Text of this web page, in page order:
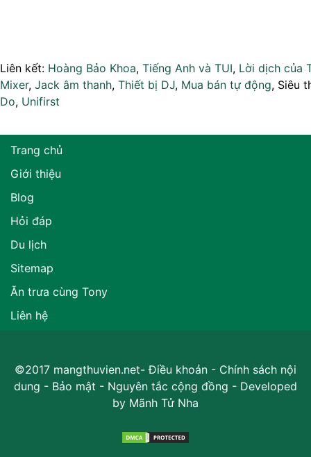
Liên kết: Hoàng Bảo Khoa, Tiếng Anh và TUI, Lời dịch của
Mixer, Jack âm thanh, Thiết bị DJ, Mua bán tự động, Siêu
Do, Unifirst
Trang chủ
Giới thiệu
Blog
Hỏi đáp
Du lịch
Sitemap
Ăn trưa cùng Tony
Liên hệ
©2017 mangthuvien.net-Điều khoản - Chính sách nội
dung - Bảo mật - Nguyên tắc cộng đồng - Developed
by Mãnh Tử Nha